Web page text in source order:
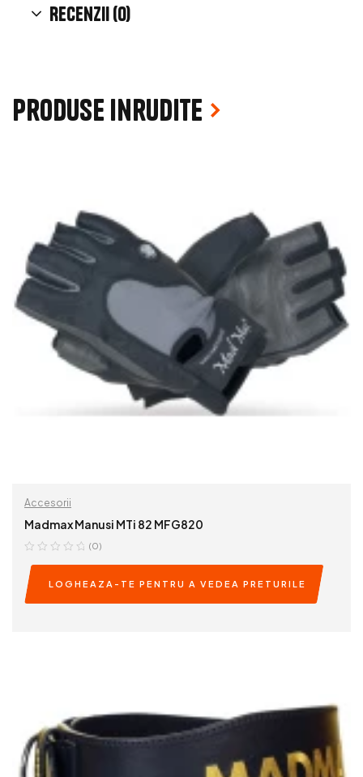
Recenzii (0)
Produse inrudite
Accesorii
Madmax Manusi MTi 82 MFG820
(0)
LOGHEAZA-TE PENTRU A VEDEA PRETURILE